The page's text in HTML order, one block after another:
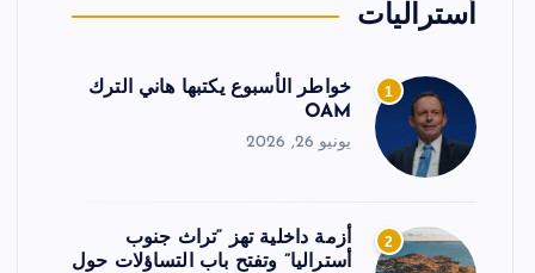
أستراليات
1
خواطر الأسبوع يكتبها هاني الترك
OAM
يونيو 26, 2026
2
أزمة داخلية تهز “تراث جنوب
أستراليا” وتفتح باب التساؤلات حول